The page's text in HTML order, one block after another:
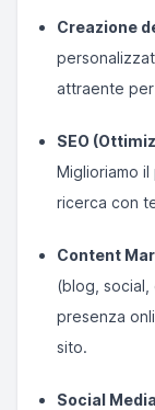
Creazione
attraente per
SEO
Miglioriamo
ricerca con
Content
(blog, social,
presenza
sito.
Social